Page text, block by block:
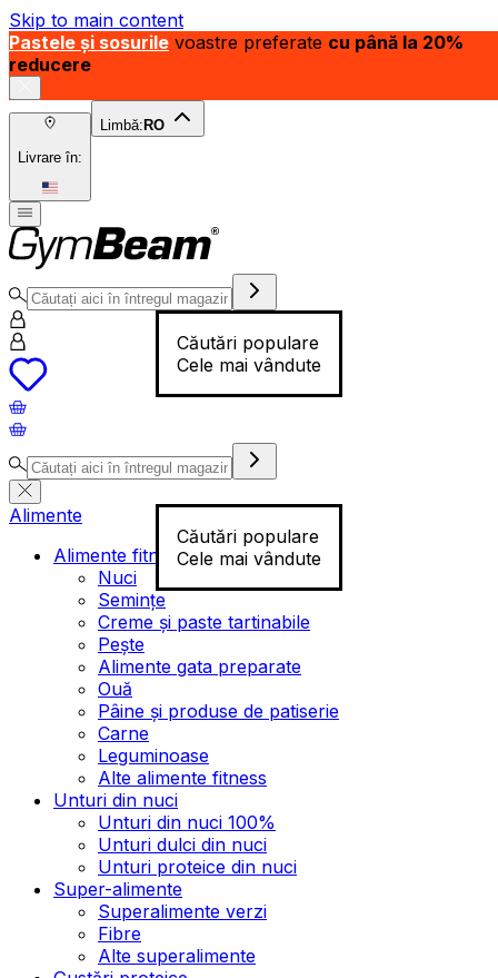
Skip to main content
Pastele și sosurile voastre preferate cu până la 20%
reducere
Livrare în:
Limbă: RO
Căutări populare
Cele mai vândute
Căutări populare
Cele mai vândute
Alimente
Alimente fitness
Nuci
Semințe
Creme și paste tartinabile
Pește
Alimente gata preparate
Ouă
Pâine și produse de patiserie
Carne
Leguminoase
Alte alimente fitness
Unturi din nuci
Unturi din nuci 100%
Unturi dulci din nuci
Unturi proteice din nuci
Super-alimente
Superalimente verzi
Fibre
Alte superalimente